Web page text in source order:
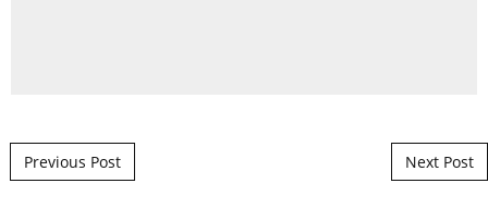
Post navigation
Previous Post Next Post